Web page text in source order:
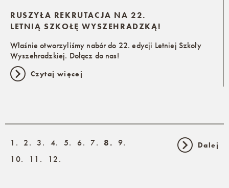
RUSZYŁA REKRUTACJA NA 22.
LETNIĄ SZKOŁĘ WYSZEHRADZKĄ!
Właśnie otworzyliśmy nabór do 22. edycji Letniej Szkoły
Wyszehradzkiej. Dołącz do nas!
Czytaj więcej
1. 2. 3. 4. 5. 6. 7. 8. 9.
10.
11. 12.
Dalej